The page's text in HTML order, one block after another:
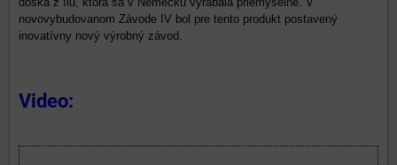
novovybudovanom Závode IV bol pre tento produkt postavený
inovatívny nový výrobný závod.
Video: